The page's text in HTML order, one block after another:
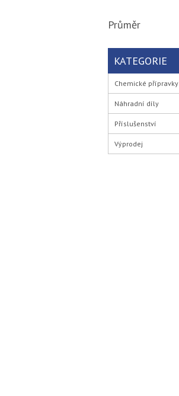
Průměr
KATEGORIE
Chemické přípravky
Náhradní díly
Příslušenství
Výprodej